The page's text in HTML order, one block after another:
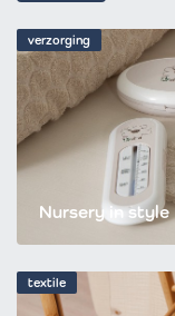
verzorging
Nursery in style
textile